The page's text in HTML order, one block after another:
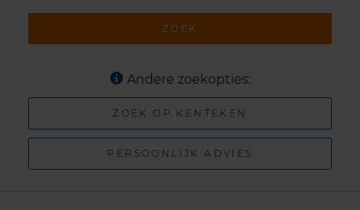
ZOEK
Andere zoekopties:
ZOEK OP KENTEKEN
PERSOONLIJK ADVIES